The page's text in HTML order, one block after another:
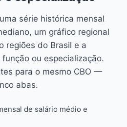
série histórica mensal
um gráfico regional
regiões do Brasil e a
ou especialização.
para o mesmo CBO —
abas.
de salário médio e